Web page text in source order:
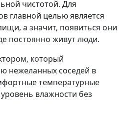
чистотой. Для
главной целью является
а значит, появиться они
постоянно живут люди.
который
нежеланных соседей в
температурные
влажности без